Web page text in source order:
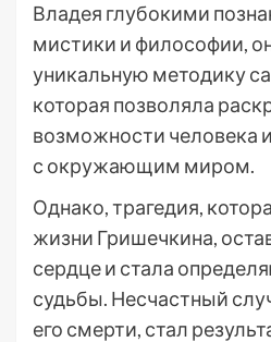
Владея глубокими
мистики и философии,
уникальную методику
которая позволяла
возможности человека
с окружающим миром.
Однако, трагедия,
жизни Гришечкина,
сердце и стала
судьбы. Несчастный
его смерти, стал